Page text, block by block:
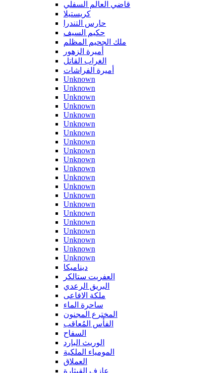
قاضي العالم السفلي
كريستيلا
حارس التندرا
حكيم السيف
ملك الجحيم المظلم
أميرة الزهور
الغراب القاتل
أميرة الفراشات
Unknown
Unknown
Unknown
Unknown
Unknown
Unknown
Unknown
Unknown
Unknown
Unknown
Unknown
Unknown
Unknown
Unknown
Unknown
Unknown
Unknown
Unknown
Unknown
Unknown
Unknown
ديناميكا
العفريت ستالكر
البريق الرعدي
ملكة الافاعى
ساحرة الماء
المخترع المجنون
الفأس المُعاقب
السفاح
الوريث البارد
المومياء الملكية
العملاق
عازف القيثارة